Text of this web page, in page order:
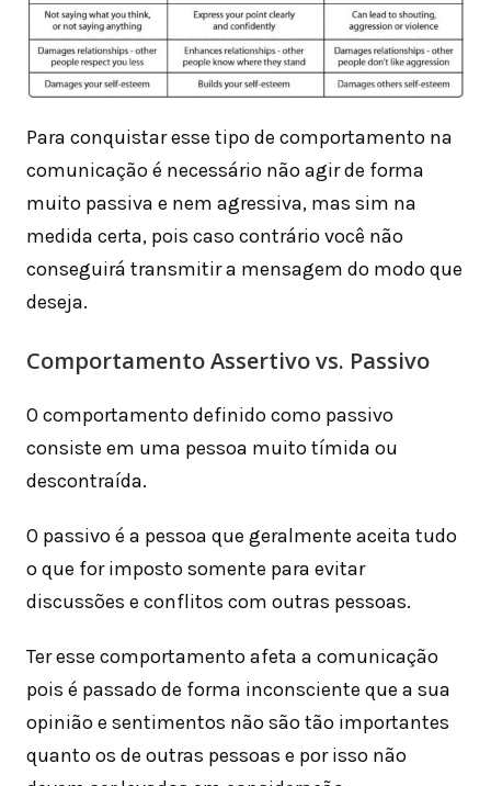
Para conquistar esse tipo de comportamento na
comunicação é necessário não agir de forma
muito passiva e nem agressiva, mas sim na
medida certa, pois caso contrário você não
conseguirá transmitir a mensagem do modo que
deseja.
Comportamento Assertivo vs. Passivo
O comportamento definido como passivo
consiste em uma pessoa muito tímida ou
descontraída.
O passivo é a pessoa que geralmente aceita tudo
o que for imposto somente para evitar
discussões e conflitos com outras pessoas.
Ter esse comportamento afeta a comunicação
pois é passado de forma inconsciente que a sua
opinião e sentimentos não são tão importantes
quanto os de outras pessoas e por isso não